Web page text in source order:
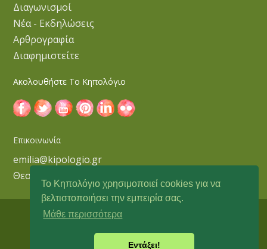
Το Κηπολόγιο χρησιμοποιεί cookies για να
βελτιστοποιήσει την εμπειρία σας.
Μάθε περισσότερα
Εντάξει!
Διαγωνισμοί
Νέα - Εκδηλώσεις
Αρθρογραφία
Διαφημιστείτε
Ακολουθήστε Το Κηπολόγιο
Επικοινωνία
emilia@kipologio.gr
Θεσσαλονίκη
Copyright © 2018 Κηπολόγιο